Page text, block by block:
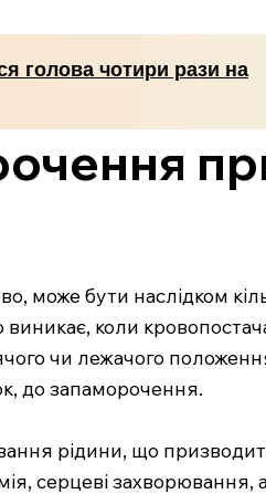
голова чотири рази на
може бути наслідком
коли
чи лежачого
до запаморочення.
рідини, що
серцеві